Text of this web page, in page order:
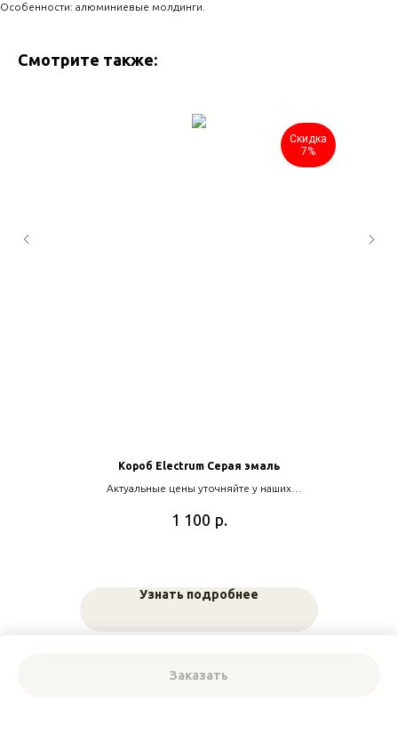
Заказать
Особенности: алюминиевые молдинги.
Смотрите также:
Скидка
7%
Короб Electrum Серая эмаль
Актуальные цены уточняйте у наших
1 100 р.
Узнать подробнее